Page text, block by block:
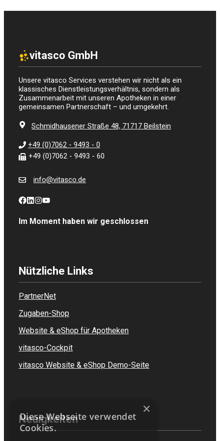
vitasco GmbH
Unsere vitasco Services verstehen wir nicht als ein
klassisches Dienstleistungsverhältnis, sondern als
Zusammenarbeit mit unseren Apotheken in einer
gemeinsamen Partnerschaft – und umgekehrt.
Schmidhausener Straße 48, 71717 Beilstein
+49 (0)7062 - 9493 - 0
+49 (0)7062 - 9493 - 60
info@vitasco.de
Im Moment haben wir geschlossen
Nützliche Links
PartnerNet
Zugaben-Shop
Website & eShop für Apotheken
vitasco-Cockpit
vitasco Website & eShop Demo-Seite
Neuigkeiten
×
Diese Webseite verwendet
Cookies.